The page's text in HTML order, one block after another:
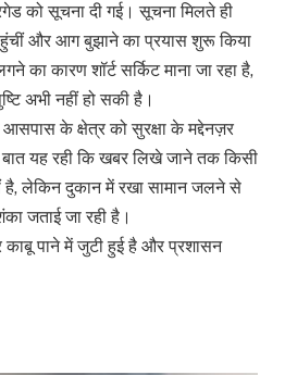
को सूचना दी गई। सूचना मिलते ही
और आग बुझाने का प्रयास शुरू किया
का कारण शॉर्ट सर्किट माना जा रहा है,
अभी नहीं हो सकी है।
के क्षेत्र को सुरक्षा के मद्देनज़र
बात यह रही कि खबर लिखे जाने तक किसी
है, लेकिन दुकान में रखा सामान जलने से
जताई जा रही है।
काबू पाने में जुटी हुई है और प्रशासन